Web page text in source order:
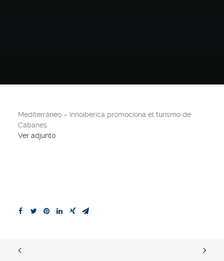
Mediterráneo – Innoiberica promociona el turismo de
Cabanes
Ver adjunto